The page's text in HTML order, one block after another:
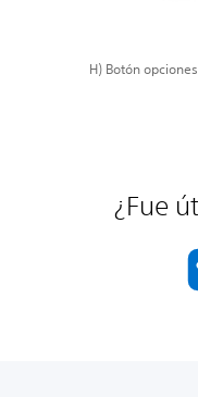
H) Botón opciones
¿Fue